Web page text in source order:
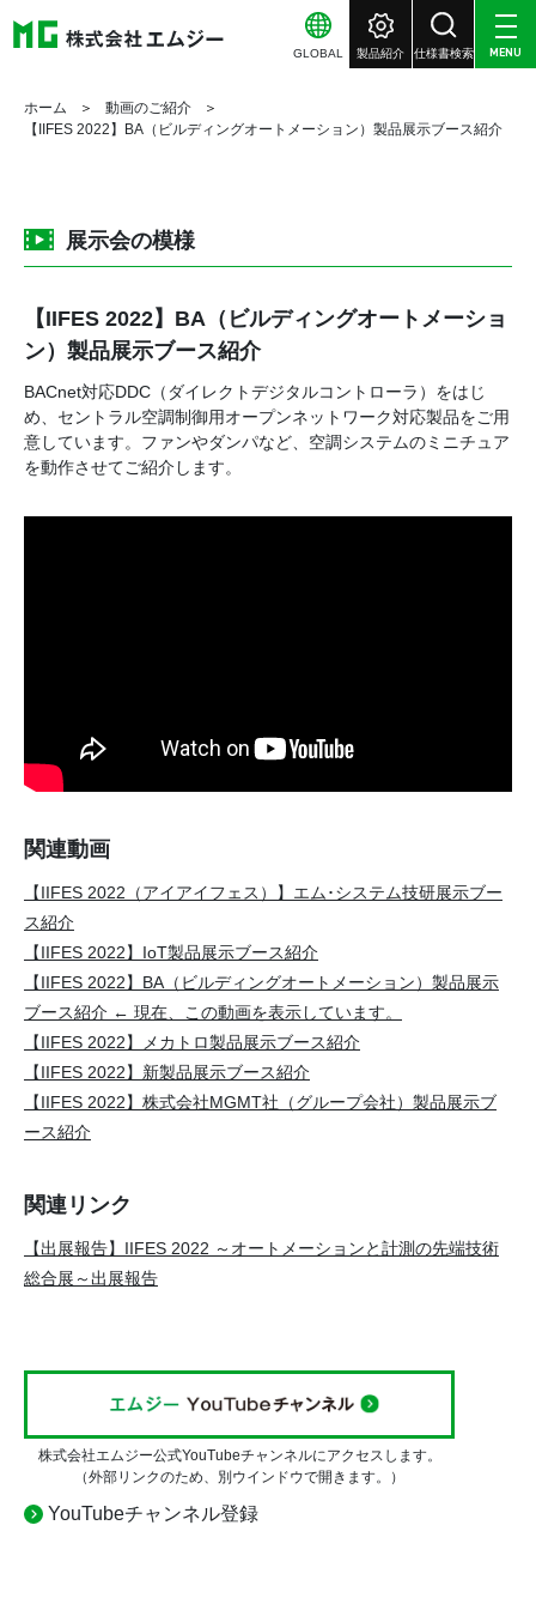
GLOBAL 製品紹介 仕様書検索 MENU
ホーム
動画のご紹介
【IIFES 2022】BA（ビルディングオートメーション）製品展示ブース紹介
展示会の模様
【IIFES 2022】BA（ビルディングオートメーショ
ン）製品展示ブース紹介
BACnet対応DDC（ダイレクトデジタルコントローラ）をはじ
め、セントラル空調制御用オープンネットワーク対応製品をご用
意しています。ファンやダンパなど、空調システムのミニチュア
を動作させてご紹介します。
関連動画
【IIFES 2022（アイアイフェス）】エム･システム技研展示ブー
ス紹介
【IIFES 2022】IoT製品展示ブース紹介
【IIFES 2022】BA（ビルディングオートメーション）製品展示
ブース紹介 ← 現在、この動画を表示しています。
【IIFES 2022】メカトロ製品展示ブース紹介
【IIFES 2022】新製品展示ブース紹介
【IIFES 2022】株式会社MGMT社（グループ会社）製品展示ブ
ース紹介
関連リンク
【出展報告】IIFES 2022 ～オートメーションと計測の先端技術
総合展～出展報告
株式会社エムジー公式YouTubeチャンネルにアクセスします。
（外部リンクのため、別ウインドウで開きます。）
YouTubeチャンネル登録